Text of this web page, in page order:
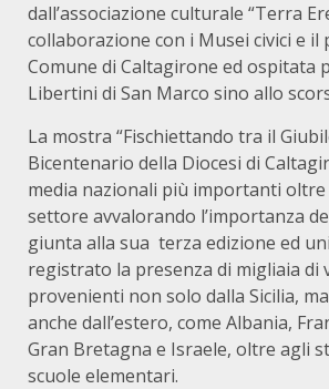
dall’associazione culturale “Terra
collaborazione con i Musei civici e il
Comune di Caltagirone ed ospitata
Libertini di San Marco sino allo
La mostra “Fischiettando tra il
Bicentenario della Diocesi di
media nazionali più importanti oltre
settore avvalorando l’importanza
giunta alla sua terza edizione ed
registrato la presenza di migliaia di
provenienti non solo dalla Sicilia,
anche dall’estero, come Albania,
Gran Bretagna e Israele, oltre agli
scuole elementari.